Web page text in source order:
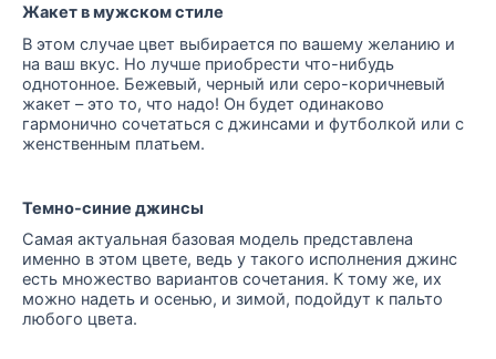
Жакет в мужском стиле
В этом случае цвет выбирается по вашему желанию и
на ваш вкус. Но лучше приобрести что-нибудь
однотонное. Бежевый, черный или серо-коричневый
жакет – это то, что надо! Он будет одинаково
гармонично сочетаться с джинсами и футболкой или с
женственным платьем.
Темно-синие джинсы
Самая актуальная базовая модель представлена
именно в этом цвете, ведь у такого исполнения джинс
есть множество вариантов сочетания. К тому же, их
можно надеть и осенью, и зимой, подойдут к пальто
любого цвета.